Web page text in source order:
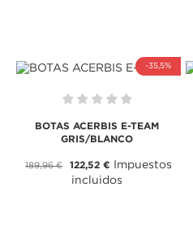
-35,5%
BOTAS ACERBIS E-TEAM
GRIS/BLANCO
189,96 € 122,52 €
Impuestos
incluidos